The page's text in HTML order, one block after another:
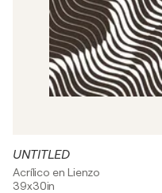
UNTITLED
Acrílico en Lienzo
39x30in